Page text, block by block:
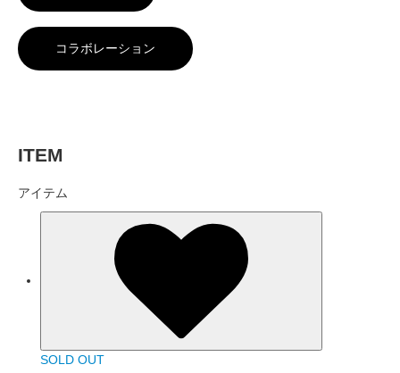
コラボレーション
ITEM
アイテム
SOLD OUT